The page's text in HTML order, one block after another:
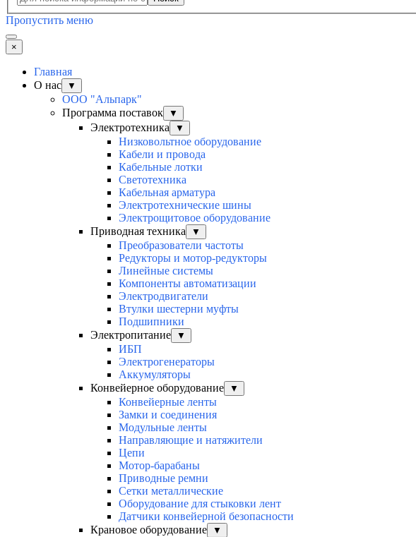
Пропустить меню
×
Главная
О нас
▼
ООО "Альпарк"
Программа поставок
▼
Электротехника ▼
Низковольтное оборудование
Кабели и провода
Кабельные лотки
Светотехника
Кабельная арматура
Электротехнические шины
Электрощитовое оборудование
Приводная техника
▼
Преобразователи частоты
Редукторы и мотор-редукторы
Линейные системы
Компоненты автоматизации
Электродвигатели
Втулки шестерни муфты
Подшипники
Электропитание
▼
ИБП
Электрогенераторы
Аккумуляторы
Конвейерное оборудование
▼
Конвейерные ленты
Замки и соединения
Модульные ленты
Направляющие и натяжители
Цепи
Мотор-барабаны
Приводные ремни
Сетки металлические
Оборудование для стыковки лент
Датчики конвейерной безопасности
Крановое оборудование
▼